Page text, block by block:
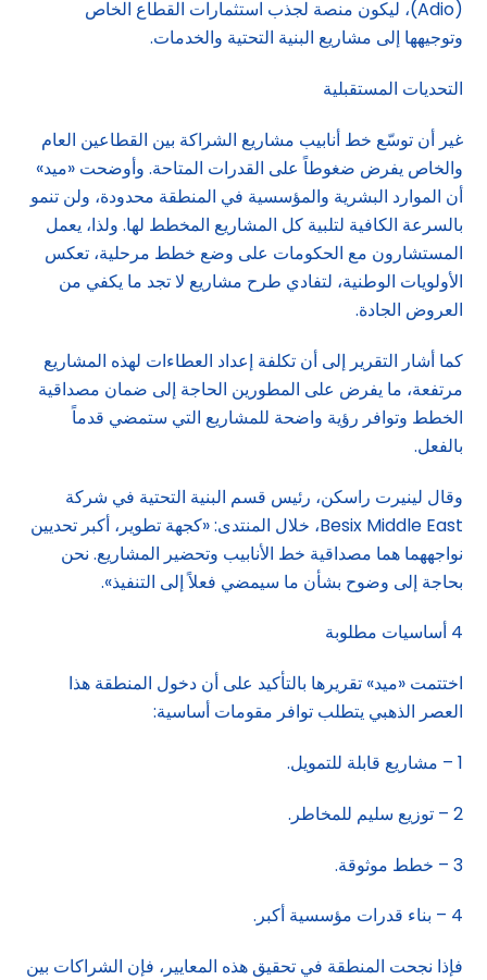
(Adio)، ليكون منصة لجذب استثمارات القطاع الخاص
وتوجيهها إلى مشاريع البنية التحتية والخدمات.
التحديات المستقبلية
غير أن توسّع خط أنابيب مشاريع الشراكة بين القطاعين العام
والخاص يفرض ضغوطاً على القدرات المتاحة. وأوضحت «ميد»
أن الموارد البشرية والمؤسسية في المنطقة محدودة، ولن تنمو
بالسرعة الكافية لتلبية كل المشاريع المخطط لها. ولذا، يعمل
المستشارون مع الحكومات على وضع خطط مرحلية، تعكس
الأولويات الوطنية، لتفادي طرح مشاريع لا تجد ما يكفي من
العروض الجادة.
كما أشار التقرير إلى أن تكلفة إعداد العطاءات لهذه المشاريع
مرتفعة، ما يفرض على المطورين الحاجة إلى ضمان مصداقية
الخطط وتوافر رؤية واضحة للمشاريع التي ستمضي قدماً
بالفعل.
وقال لينيرت راسكن، رئيس قسم البنية التحتية في شركة
Besix Middle East، خلال المنتدى: «كجهة تطوير، أكبر تحديين
نواجههما هما مصداقية خط الأنابيب وتحضير المشاريع. نحن
بحاجة إلى وضوح بشأن ما سيمضي فعلاً إلى التنفيذ».
4 أساسيات مطلوبة
اختتمت «ميد» تقريرها بالتأكيد على أن دخول المنطقة هذا
العصر الذهبي يتطلب توافر مقومات أساسية:
1 – مشاريع قابلة للتمويل.
2 – توزيع سليم للمخاطر.
3 – خطط موثوقة.
4 – بناء قدرات مؤسسية أكبر.
فإذا نجحت المنطقة في تحقيق هذه المعايير، فإن الشراكات بين